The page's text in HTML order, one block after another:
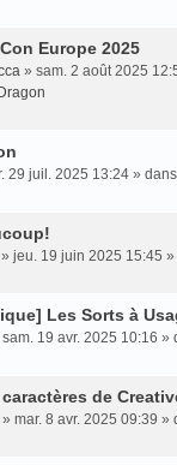
Europe 2025
» sam. 2 août 2025
29 juil. 2025 13:24 » dans
» jeu. 19 juin 2025 15:45
Les Sorts à
sam. 19 avr. 2025 10:16 »
de
» mar. 8 avr. 2025 09:39 »